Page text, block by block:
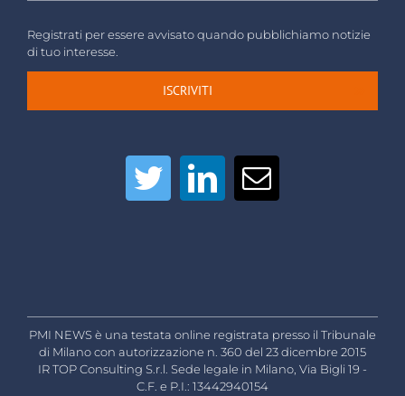
Registrati per essere avvisato quando pubblichiamo notizie
di tuo interesse.
ISCRIVITI
PMI NEWS è una testata online registrata presso il Tribunale
di Milano con autorizzazione n. 360 del 23 dicembre 2015
IR TOP Consulting S.r.l. Sede legale in Milano, Via Bigli 19 -
C.F. e P.I.: 13442940154